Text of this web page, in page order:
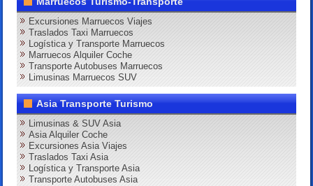
Excursiones Marruecos Viajes
Traslados Taxi Marruecos
Logística y Transporte Marruecos
Marruecos Alquiler Coche
Transporte Autobuses Marruecos
Limusinas Marruecos SUV
Asia Transporte Turismo
Limusinas & SUV Asia
Asia Alquiler Coche
Excursiones Asia Viajes
Traslados Taxi Asia
Logística y Transporte Asia
Transporte Autobuses Asia